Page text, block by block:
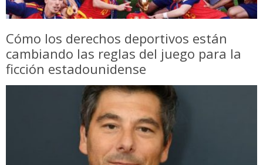
Cómo los derechos deportivos están
cambiando las reglas del juego para la
ficción estadounidense